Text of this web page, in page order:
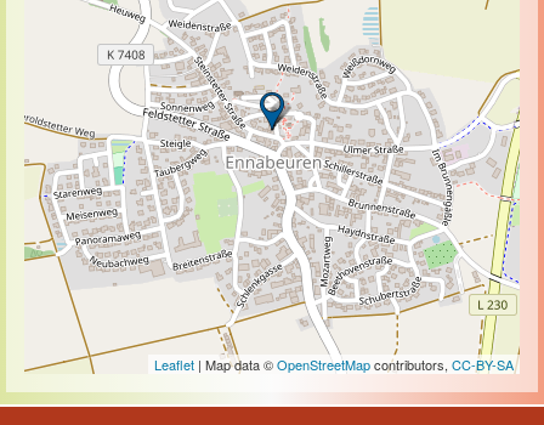
Leaflet | Map data ©OpenStreetMapcontributors, CC-BY-SA